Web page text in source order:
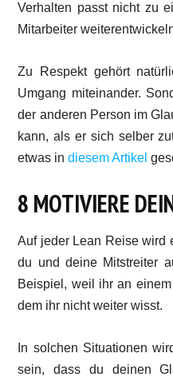
Verhalten passt nicht zu
Mitarbeiter
Zu Respekt gehört
Umgang miteinander.
der anderen Person im
kann, als er sich selber
etwas indiesem Artikel
8 MOTIVIERE
Auf jeder Lean Reise wird
du und deine Mitstreiter
Beispiel, weil ihr an
dem ihr nicht weiter wisst.
In solchen Situationen
sein, dass du deinen